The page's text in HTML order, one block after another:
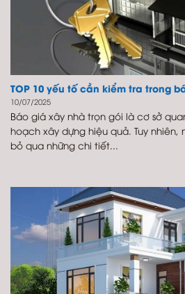
TOP 10 yếu tố cần kiểm tra trong
10/07/2025
Báo giá xây nhà trọn gói là cơ sở
hoạch xây dựng hiệu quả. Tuy
bỏ qua những chi tiết...